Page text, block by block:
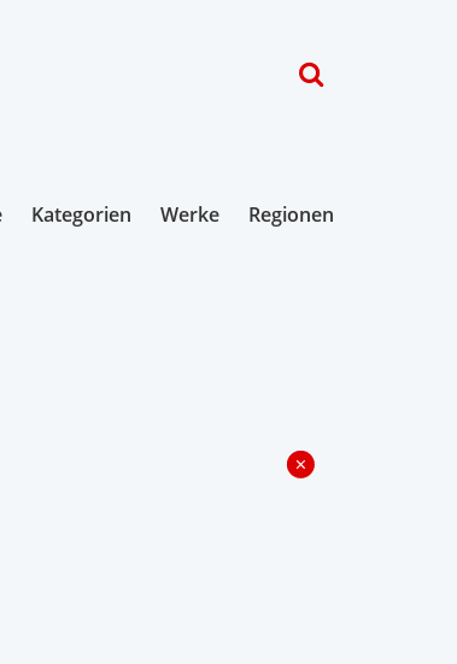
Kategorien Werke Regionen